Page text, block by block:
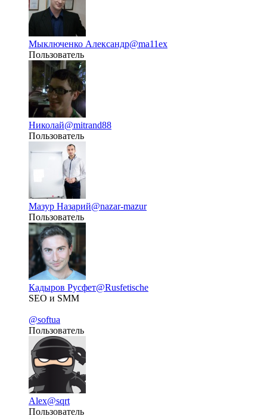
Мыключенко Александр@ma11ex
Пользователь
Николай@mitrand88
Пользователь
Мазур Назарий@nazar-mazur
Пользователь
Кадыров Русфет@Rusfetische
SEO и SMM
@softua
Пользователь
Alex@sqrt
Пользователь